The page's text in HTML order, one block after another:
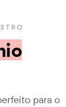
para o